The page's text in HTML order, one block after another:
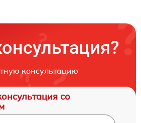
консультацию
со